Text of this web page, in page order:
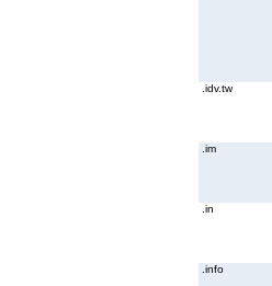
.idv.tw
.im
.in
.info